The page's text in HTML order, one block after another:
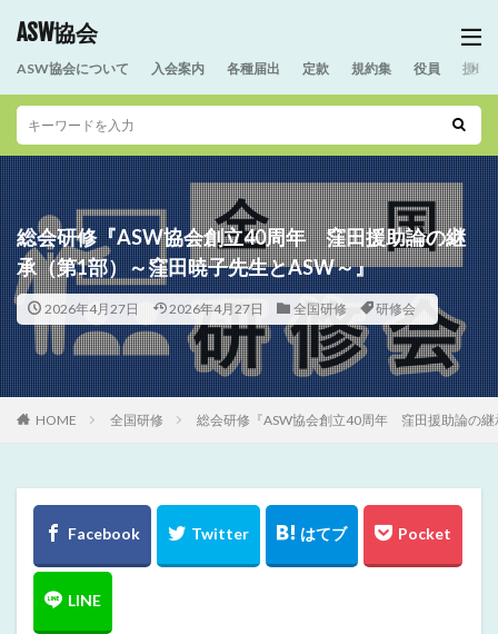
ASW協会
ASW協会について 入会案内 各種届出 定款 規約集 役員 援助
総会研修『ASW協会創立40周年 窪田援助論の継
承（第1部）～窪田暁子先生とASW～』
2026年4月27日 2026年4月27日 全国研修 研修会
HOME 全国研修 総会研修『ASW協会創立40周年 窪田援助論の